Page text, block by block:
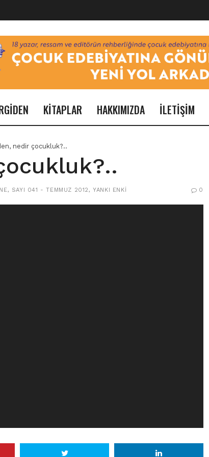
KİTAPLAR HAKKIMIZDA İLETİŞİM
nedir çocukluk?..
, SAYI 041 - TEMMUZ 2012,YANKI ENKI 0